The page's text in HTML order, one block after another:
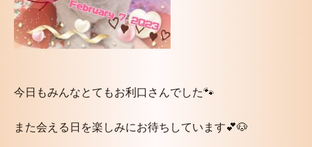
今日もみんなとてもお利口さんでした🐾
また会える日を楽しみにお待ちしています💕🐶